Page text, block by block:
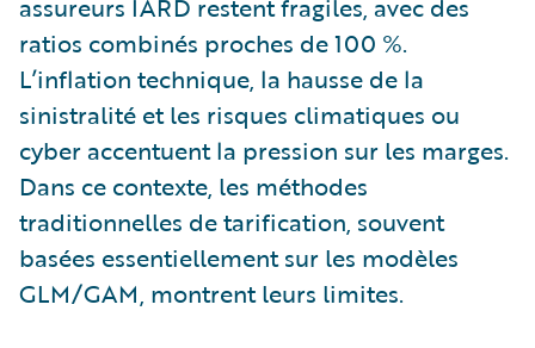
assureurs IARD restent fragiles, avec des
ratios combinés proches de 100 %.
L’inflation technique, la hausse de la
sinistralité et les risques climatiques ou
cyber accentuent la pression sur les marges.
Dans ce contexte, les méthodes
traditionnelles de tarification, souvent
basées essentiellement sur les modèles
GLM/GAM, montrent leurs limites.